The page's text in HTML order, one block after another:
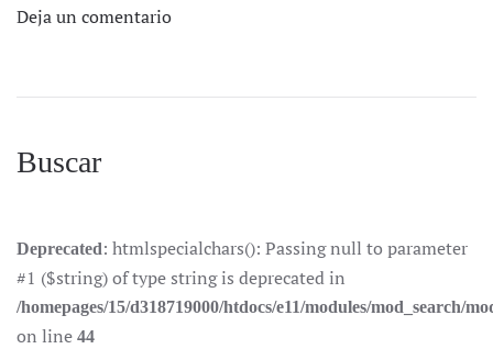
Deja un comentario
Buscar
Deprecated: htmlspecialchars(): Passing null to parameter
#1 ($string) of type string is deprecated in
/homepages/15/d318719000/htdocs/e11/modules/mod_search/
on line 44